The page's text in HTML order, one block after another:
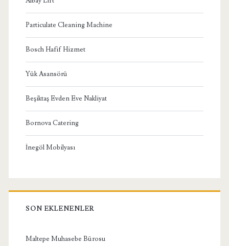
Particulate Cleaning Machine
Bosch Hafif Hizmet
Yük Asansörü
Beşiktaş Evden Eve Nakliyat
Bornova Catering
İnegöl Mobilyası
SON EKLENENLER
Maltepe Muhasebe Bürosu